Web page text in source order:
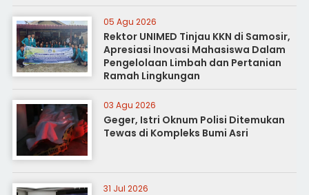
05 Agu 2026
Rektor UNIMED Tinjau KKN di Samosir,
Apresiasi Inovasi Mahasiswa Dalam
Pengelolaan Limbah dan Pertanian
Ramah Lingkungan
03 Agu 2026
Geger, Istri Oknum Polisi Ditemukan
Tewas di Kompleks Bumi Asri
31 Jul 2026